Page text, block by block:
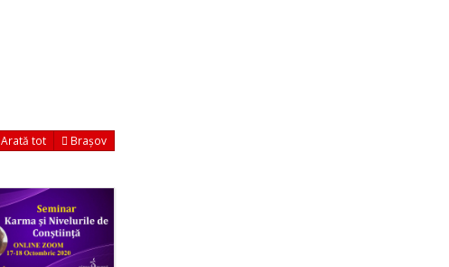
Arată tot Brașov